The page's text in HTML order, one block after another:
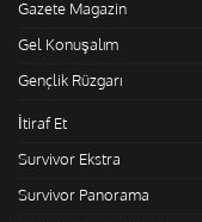
Gazete Magazin
Gel Konuşalım
Gençlik Rüzgarı
İtiraf Et
Survivor Ekstra
Survivor Panorama